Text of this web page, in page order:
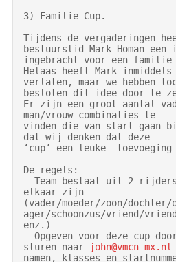
3) Familie Cup.
Tijdens de vergaderingen
bestuurslid Mark Homan een
ingebracht voor een familie
Helaas heeft Mark
verlaten, maar we hebben
besloten dit idee door te
Er zijn een groot aantal
man/vrouw combinaties te
vinden die van start gaan
dat wij denken dat deze
‘cup’ een leuke
De regels:
- Team bestaat uit 2
elkaar zijn
(vader/moeder/zoon/dochter/
ager/schoonzus/vriend/
enz.)
- Opgeven voor deze cup
sturen naar
john@vmcn-mx.nl
namen, klasses en